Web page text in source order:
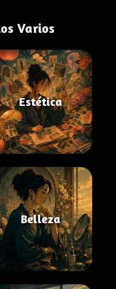
Varios
Estética
Belleza